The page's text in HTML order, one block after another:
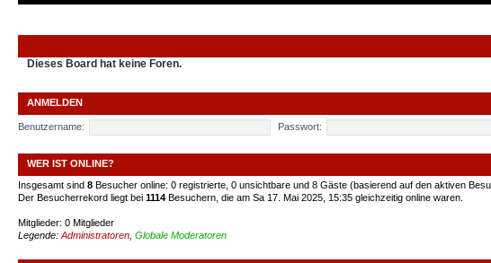
Dieses Board hat keine Foren.
ANMELDEN
Benutzername: Passwort:
WER IST ONLINE?
Insgesamt sind 8 Besucher online: 0 registrierte, 0 unsichtbare und 8 Gäste (basierend auf den aktiven
Der Besucherrekord liegt bei 1114 Besuchern, die am Sa 17. Mai 2025, 15:35 gleichzeitig online waren.
Mitglieder: 0 Mitglieder
Legende: Administratoren Globale Moderatoren